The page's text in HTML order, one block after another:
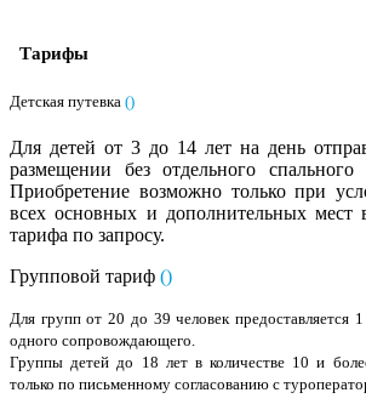
Тарифы
Детская путевка ()
Для детей от 3 до 14 лет на день
размещении без отдельного
Приобретение возможно только при
всех основных и дополнительных мест
тарифа по запросу.
Групповой тариф ()
Для групп от 20 до 39 человек предоставляется 1
одного сопровождающего.
Группы детей до 18 лет в количестве 10 и
только по письменному согласованию с